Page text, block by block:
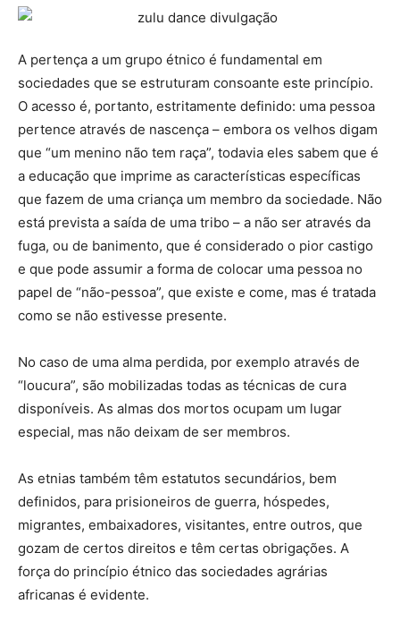
A pertença a um grupo étnico é fundamental em
sociedades que se estruturam consoante este princípio.
O acesso é, portanto, estritamente definido: uma pessoa
pertence através de nascença – embora os velhos digam
que “um menino não tem raça”, todavia eles sabem que é
a educação que imprime as características específicas
que fazem de uma criança um membro da sociedade. Não
está prevista a saída de uma tribo – a não ser através da
fuga, ou de banimento, que é considerado o pior castigo
e que pode assumir a forma de colocar uma pessoa no
papel de “não-pessoa”, que existe e come, mas é tratada
como se não estivesse presente.
No caso de uma alma perdida, por exemplo através de
“loucura”, são mobilizadas todas as técnicas de cura
disponíveis. As almas dos mortos ocupam um lugar
especial, mas não deixam de ser membros.
As etnias também têm estatutos secundários, bem
definidos, para prisioneiros de guerra, hóspedes,
migrantes, embaixadores, visitantes, entre outros, que
gozam de certos direitos e têm certas obrigações. A
força do princípio étnico das sociedades agrárias
africanas é evidente.